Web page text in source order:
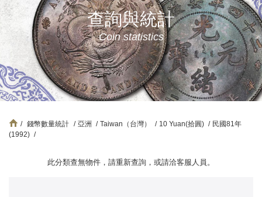
查詢與統計
Coin statistics
/ 錢幣數量統計 / 亞洲 / Taiwan（台灣） / 10 Yuan(拾圓) / 民國81年
(1992) /
此分類查無物件，請重新查詢，或請洽客服人員。